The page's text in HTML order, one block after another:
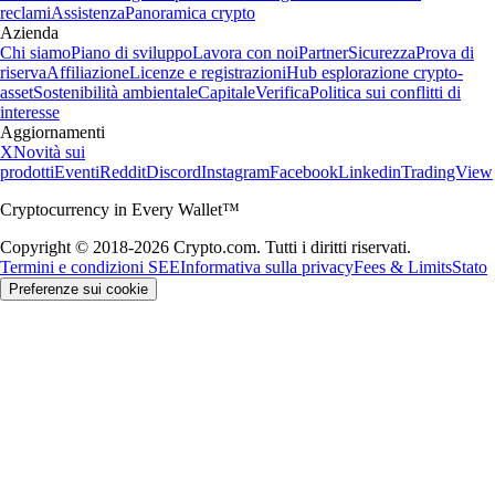
reclamiAssistenzaPanoramica crypto
Azienda
Chi siamoPiano di sviluppoLavora con noiPartnerSicurezzaProva di
riservaAffiliazioneLicenze e registrazioniHub esplorazione crypto-
assetSostenibilità ambientaleCapitaleVerificaPolitica sui conflitti di
interesse
Aggiornamenti
XNovità sui
prodottiEventiRedditDiscordInstagramFacebookLinkedinTradingView
Cryptocurrency in Every Wallet™
Copyright © 2018-2026 Crypto.com. Tutti i diritti riservati.
Termini e condizioni SEEInformativa sulla privacyFees & LimitsStato
Preferenze sui cookie